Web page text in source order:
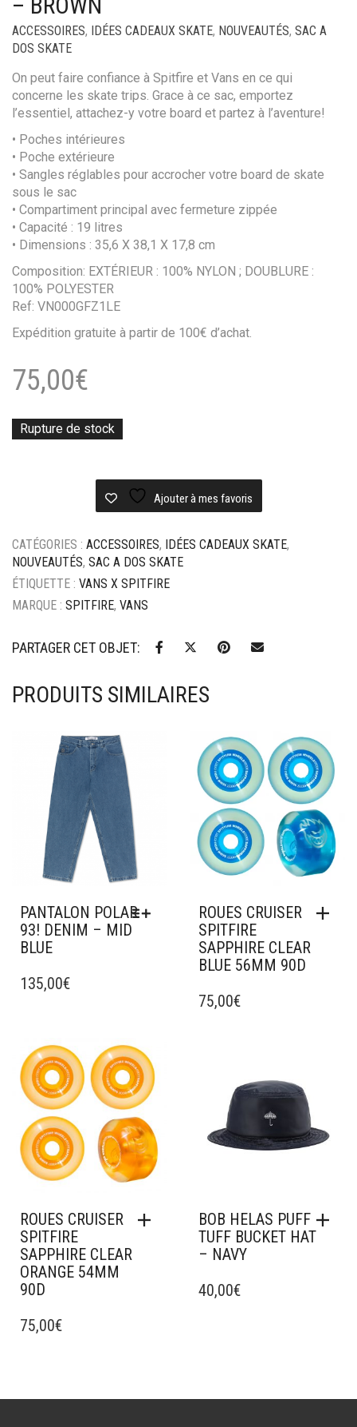
ACCESSOIRES, IDÉES CADEAUX SKATE, NOUVEAUTÉS, SAC A
DOS SKATE
On peut faire confiance à Spitfire et Vans en ce qui
concerne les skate trips. Grace à ce sac, emportez
l’essentiel, attachez-y votre board et partez à l’aventure!
• Poches intérieures
• Poche extérieure
• Sangles réglables pour accrocher votre board de skate
sous le sac
• Compartiment principal avec fermeture zippée
• Capacité : 19 litres
• Dimensions : 35,6 X 38,1 X 17,8 cm
Composition: EXTÉRIEUR : 100% NYLON ; DOUBLURE :
100% POLYESTER
Ref: VN000GFZ1LE
Expédition gratuite à partir de 100€ d’achat.
75,00€
Rupture de stock
Ajouter à mes favoris
CATÉGORIES : ACCESSOIRES, IDÉES CADEAUX SKATE,
NOUVEAUTÉS, SAC A DOS SKATE
ÉTIQUETTE : VANS X SPITFIRE
MARQUE : SPITFIRE, VANS
PARTAGER CET OBJET:
PRODUITS SIMILAIRES
Ajouter à mes favoris
PANTALON POLAR
93! DENIM – MID
BLUE
PRODUIT
LES
OPTIONS
PEUVENT
ÊTRE
CHOISIES
SUR
LA
PAGE
PRODUIT
135,00€
Ajouter à mes favoris
ROUES CRUISER
SPITFIRE
SAPPHIRE CLEAR
BLUE 56MM 90D
75,00€
Ajouter à mes favoris
ROUES CRUISER
SPITFIRE
SAPPHIRE CLEAR
ORANGE 54MM
90D
75,00€
BOB HELAS PUFF
TUFF BUCKET HAT
– NAVY
40,00€